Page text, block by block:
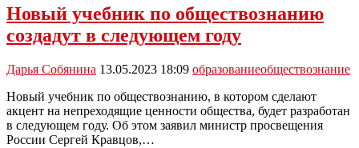
программы
6-
8-
классов
1
сентября
2025
года
Новый учебник по обществознанию
создадут в следующем году
Дарья Собянина 13.05.2023 18:09 образованиеобществознание
Новый учебник по обществознанию, в котором сделают
акцент на непреходящие ценности общества, будет разработан
в следующем году. Об этом заявил министр просвещения
России Сергей Кравцов,…